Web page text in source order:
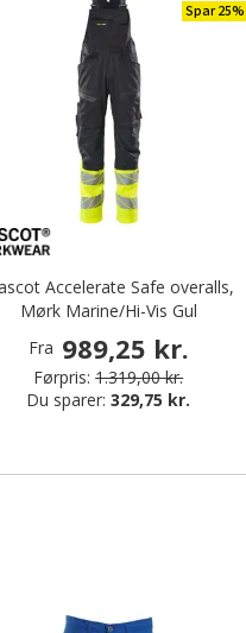
Spar 25%
Accelerate Safe overalls,
Mørk Marine/Hi-Vis Gul
Fra 989,25 kr.
Førpris: 1.319,00 kr.
Du sparer:329,75 kr.